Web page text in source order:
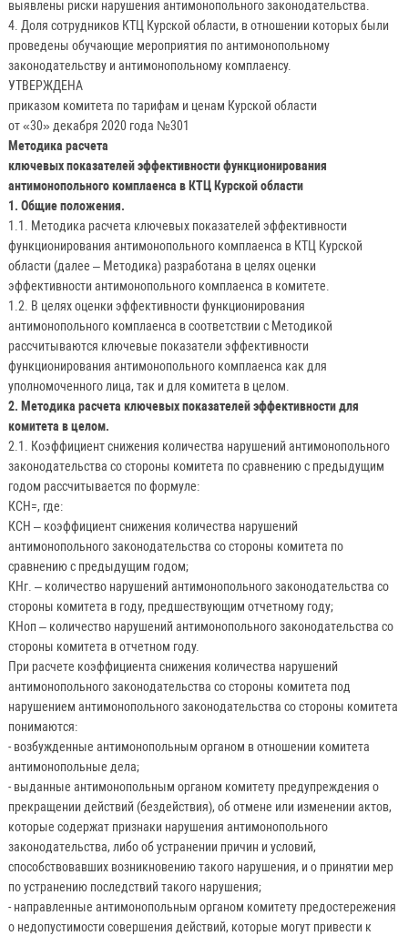
выявлены риски нарушения антимонопольного законодательства.
4. Доля сотрудников КТЦ Курской области, в отношении которых были
проведены обучающие мероприятия по антимонопольному
законодательству и антимонопольному комплаенсу.
УТВЕРЖДЕНА
приказом комитета по тарифам и ценам Курской области
от «30» декабря 2020 года №301
Методика расчета
ключевых показателей эффективности функционирования
антимонопольного комплаенса в КТЦ Курской области
1. Общие положения.
1.1. Методика расчета ключевых показателей эффективности
функционирования антимонопольного комплаенса в КТЦ Курской
области (далее – Методика) разработана в целях оценки
эффективности антимонопольного комплаенса в комитете.
1.2. В целях оценки эффективности функционирования
антимонопольного комплаенса в соответствии с Методикой
рассчитываются ключевые показатели эффективности
функционирования антимонопольного комплаенса как для
уполномоченного лица, так и для комитета в целом.
2. Методика расчета ключевых показателей эффективности для
комитета в целом.
2.1. Коэффициент снижения количества нарушений антимонопольного
законодательства со стороны комитета по сравнению с предыдущим
годом рассчитывается по формуле:
КСН=, где:
КСН – коэффициент снижения количества нарушений
антимонопольного законодательства со стороны комитета по
сравнению с предыдущим годом;
КНг. – количество нарушений антимонопольного законодательства со
стороны комитета в году, предшествующим отчетному году;
КНоп – количество нарушений антимонопольного законодательства со
стороны комитета в отчетном году.
При расчете коэффициента снижения количества нарушений
антимонопольного законодательства со стороны комитета под
нарушением антимонопольного законодательства со стороны комитета
понимаются:
- возбужденные антимонопольным органом в отношении комитета
антимонопольные дела;
- выданные антимонопольным органом комитету предупреждения о
прекращении действий (бездействия), об отмене или изменении актов,
которые содержат признаки нарушения антимонопольного
законодательства, либо об устранении причин и условий,
способствовавших возникновению такого нарушения, и о принятии мер
по устранению последствий такого нарушения;
- направленные антимонопольным органом комитету предостережения
о недопустимости совершения действий, которые могут привести к